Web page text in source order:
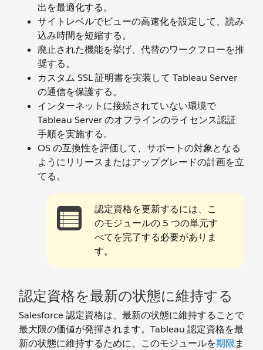
出を最適化する。
サイトレベルでビューの高速化を設定して、読み
込み時間を短縮する。
廃止された機能を挙げ、代替のワークフローを推
奨する。
カスタム SSL 証明書を実装して Tableau Server
の通信を保護する。
インターネットに接続されていない環境で
Tableau Server のオフラインのライセンス認証
手順を実施する。
OS の互換性を評価して、サポートの対象となる
ようにリリースまたはアップグレードの計画を立
てる。
認定資格を更新するには、こ
のモジュールの 5 つの単元す
べてを完了する必要がありま
す。
認定資格を最新の状態に維持する
Salesforce 認定資格は、最新の状態に維持することで
最大限の価値が発揮されます。Tableau 認定資格を最
新の状態に維持するために、このモジュールを期限ま